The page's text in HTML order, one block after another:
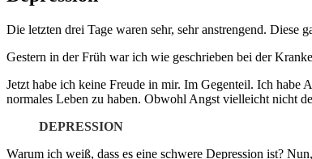
Die letzten drei Tage waren sehr, sehr anstrengend.
Gestern in der Früh war ich wie geschrieben bei der
Jetzt habe ich keine Freude in mir. Im Gegenteil. Ich habe
normales Leben zu haben. Obwohl Angst vielleicht nicht
DEPRESSION
Warum ich weiß, dass es eine schwere Depression ist?